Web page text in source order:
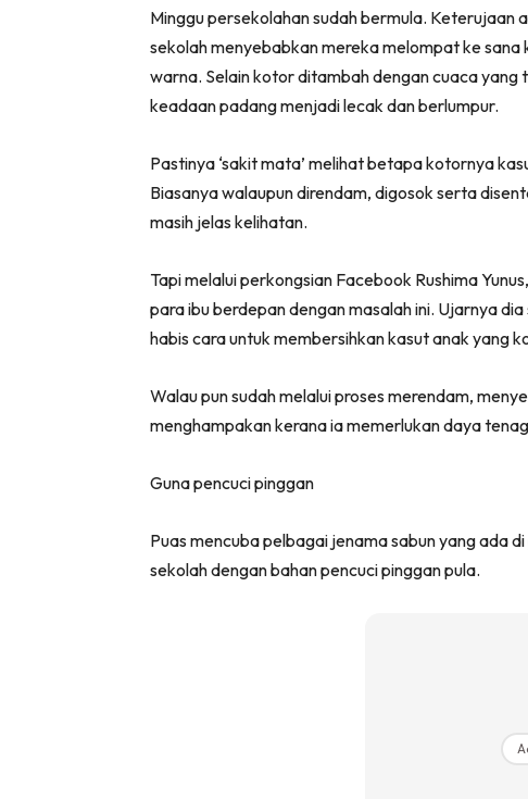
Minggu persekolahan sudah bermula.
sekolah menyebabkan mereka melompat ke
warna. Selain kotor ditambah dengan cuaca
keadaan padang menjadi lecak dan berlumpur.
Pastinya ‘sakit mata’ melihat betapa kotornya
Biasanya walaupun direndam, digosok serta
masih jelas kelihatan.
Tapi melalui perkongsian Facebook Rushima
para ibu berdepan dengan masalah ini. Ujarnya
habis cara untuk membersihkan kasut anak yang
Walau pun sudah melalui proses merendam,
menghampakan kerana ia memerlukan daya
Guna pencuci pinggan
Puas mencuba pelbagai jenama sabun yang ada
sekolah dengan bahan pencuci pinggan pula.